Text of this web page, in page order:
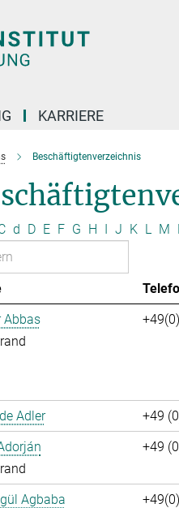
KARRIERE
Beschäftigtenverzeichnis
d D E F G H I J K L M
Abbas
Adler
+49
+49
Agbaba